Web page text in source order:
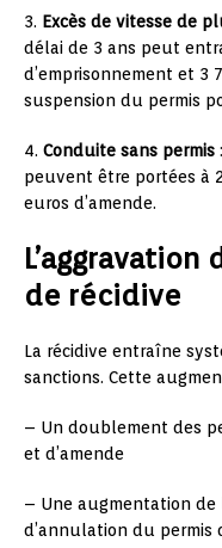
3. Excès de vitesse de
délai de 3 ans peut
d’emprisonnement et 3
suspension du permis
4. Conduite sans permis
peuvent être portées à
euros d’amende.
de récidive
La récidive entraîne
sanctions. Cette
– Un doublement des
et d’amende
– Une augmentation
d’annulation du permis